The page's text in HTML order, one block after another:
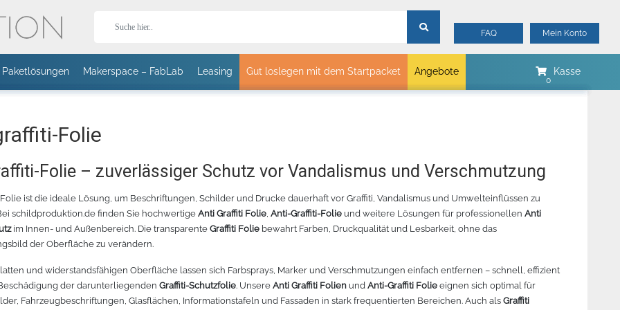
FAQ Mein Konto
II 24 SCHNEIDEPLOTTER -
70CM
– 1402
CHEMICA HOLOGRAFLEX
- BLAU WEISS - 1405
STÄNDER FÜR EXPERT II
24 UND PUMA IV
ROLLENHALTER
Sport Fleece Bodywarmer
Sols
Stormtech
James & Nicholson
Paketlösungen Makerspace – FabLab Leasing Gut loslegen mit dem Startpacket Angebote Kasse
Folie
Folie – zuverlässiger Schutz vor Vandalismus und Verschmutzung
ist die ideale Lösung, um Beschriftungen, Schilder und Drucke dauerhaft vor Graffiti, Vandalismus und Umwelteinflüssen zu
schildproduktion.de finden Sie hochwertige Anti Graffiti Folie, Anti-Graffiti-Folie und weitere Lösungen für professionellen Anti
im Innen- und Außenbereich. Die transparente Graffiti Folie bewahrt Farben, Druckqualität und Lesbarkeit, ohne das
der Oberfläche zu verändern.
und widerstandsfähigen Oberfläche lassen sich Farbsprays, Marker und Verschmutzungen einfach entfernen – schnell, effizient
der darunterliegenden Graffiti-Schutzfolie. Unsere Anti Graffiti Folien und Anti-Graffiti Folie eignen sich optimal für
Fahrzeugbeschriftungen, Glasflächen, Informationstafeln und Fassaden in stark frequentierten Bereichen. Auch als Graffiti